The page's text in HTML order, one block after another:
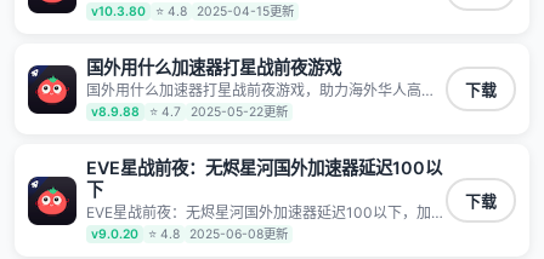
中转节点 无需注册 一键连接 提供高速线路 应用内直达
视频音乐app,快人一步 应用模式 App互不干扰 不间断的
泄露 阻止第三方对数据进行窃取和监听
v10.3.80 ⭐ 4.8 2025-04-15更新
国外用什么加速器打星战前夜游戏
国外用什么加速器打星战前夜游戏，助力海外华人高速
访问国内网络，快速开启国内各直播平台,解决国内视
频、音乐卡顿问题；更能加速海量国服游戏，超低延迟
v8.9.88 ⭐ 4.7 2025-05-22更新
下载
EVE星战前夜：无烬星河国外加速器延迟100以
下
EVE星战前夜：无烬星河国外加速器延迟100以下，加速
访问中国音视频和网站，专业回国加速器，帮你加速访
问优酷、bilibili、腾讯视频、爱奇艺等，加速国服游戏，
v9.0.20 ⭐ 4.8 2025-06-08更新
下载